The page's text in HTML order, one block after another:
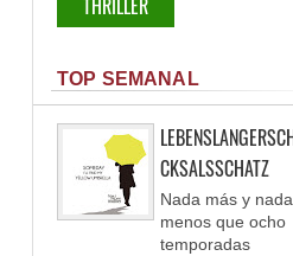
THRILLER
TOP SEMANAL
CKSALSSCHATZ
Nada más y nada
menos que ocho
temporadas